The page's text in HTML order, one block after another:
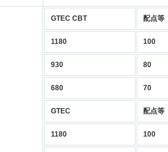
GTEC CBT 配点等
1180 100
930 80
680 70
GTEC 配点等
1180 100